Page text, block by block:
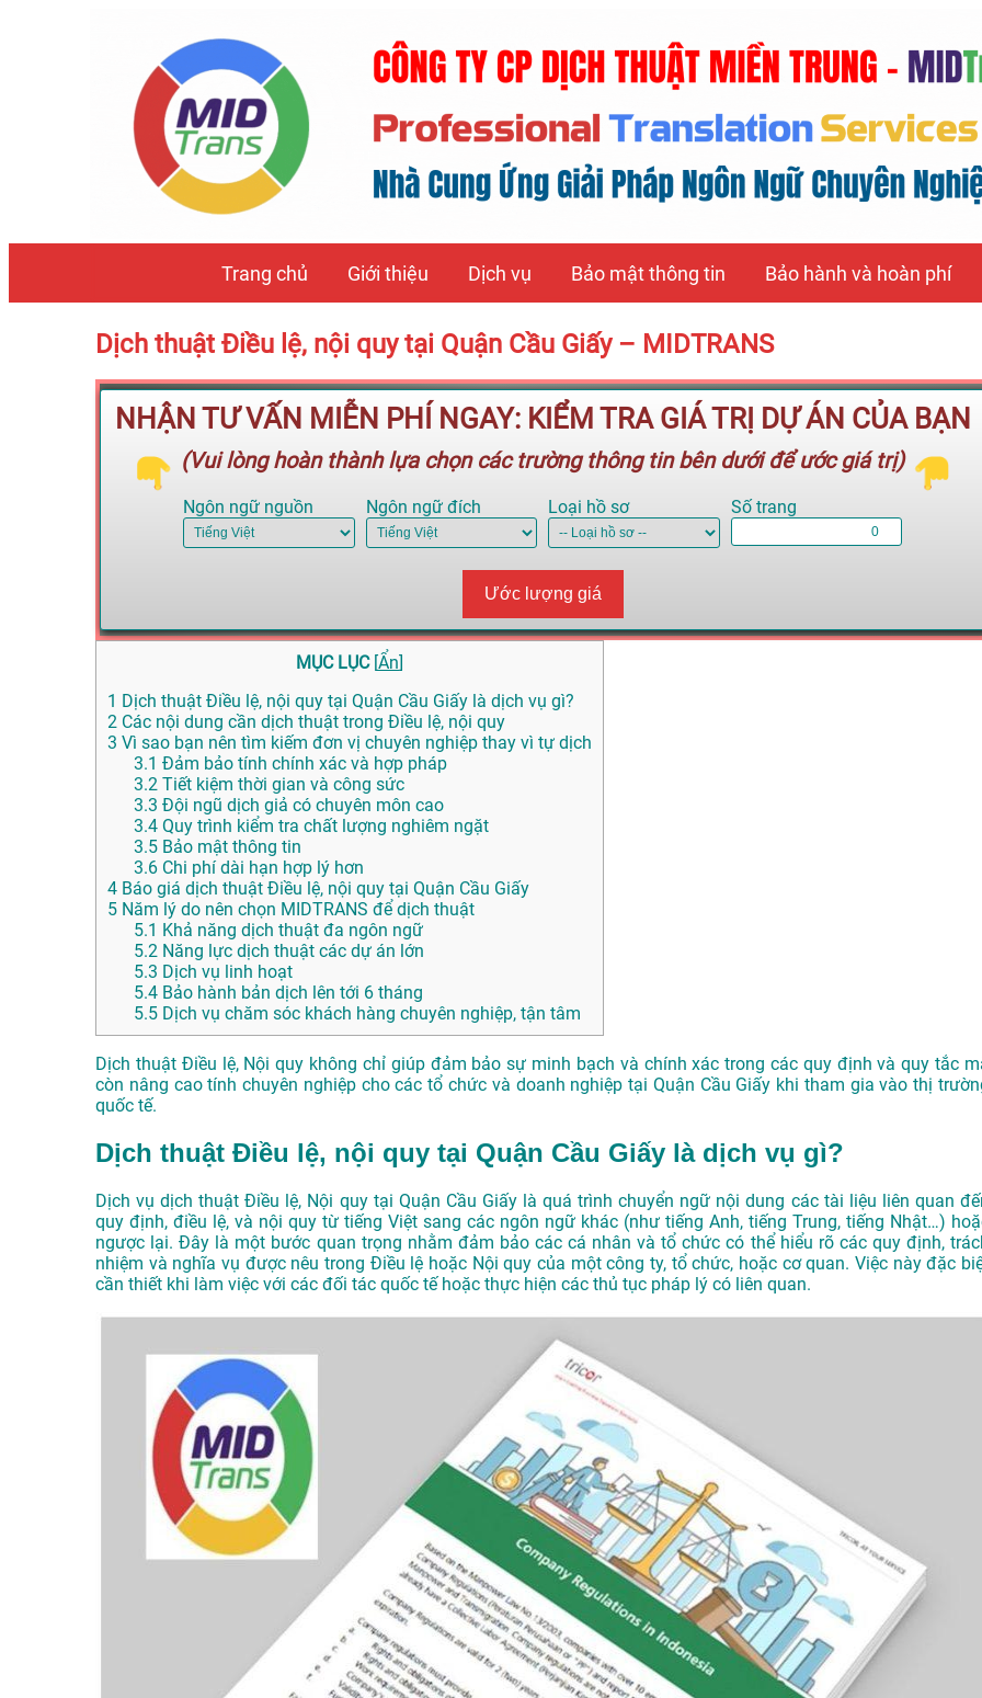
Trang chủ Giới thiệu Dịch vụ Bảo mật thông tin Bảo hành và hoàn phí
Dịch thuật Điều lệ, nội quy tại Quận Cầu Giấy – MIDTRANS
NHẬN TƯ VẤN MIỄN PHÍ NGAY: KIỂM TRA GIÁ TRỊ DỰ ÁN CỦA BẠN
(Vui lòng hoàn thành lựa chọn các trường thông tin bên dưới để ước giá trị)
Ngôn ngữ nguồn Ngôn ngữ đích Loại hồ sơ Số trang
Ước lượng giá
MỤC LỤC [Ẩn]
1 Dịch thuật Điều lệ, nội quy tại Quận Cầu Giấy là dịch vụ gì?
2 Các nội dung cần dịch thuật trong Điều lệ, nội quy
3 Vì sao bạn nên tìm kiếm đơn vị chuyên nghiệp thay vì tự dịch
3.1 Đảm bảo tính chính xác và hợp pháp
3.2 Tiết kiệm thời gian và công sức
3.3 Đội ngũ dịch giả có chuyên môn cao
3.4 Quy trình kiểm tra chất lượng nghiêm ngặt
3.5 Bảo mật thông tin
3.6 Chi phí dài hạn hợp lý hơn
4 Báo giá dịch thuật Điều lệ, nội quy tại Quận Cầu Giấy
5 Năm lý do nên chọn MIDTRANS để dịch thuật
5.1 Khả năng dịch thuật đa ngôn ngữ
5.2 Năng lực dịch thuật các dự án lớn
5.3 Dịch vụ linh hoạt
5.4 Bảo hành bản dịch lên tới 6 tháng
5.5 Dịch vụ chăm sóc khách hàng chuyên nghiệp, tận tâm
Dịch thuật Điều lệ, Nội quy không chỉ giúp đảm bảo sự minh bạch và chính xác trong các quy định và quy tắc
còn nâng cao tính chuyên nghiệp cho các tổ chức và doanh nghiệp tại Quận Cầu Giấy khi tham gia vào thị
quốc tế.
Dịch thuật Điều lệ, nội quy tại Quận Cầu Giấy là dịch vụ gì?
Dịch vụ dịch thuật Điều lệ, Nội quy tại Quận Cầu Giấy là quá trình chuyển ngữ nội dung các tài liệu liên quan
quy định, điều lệ, và nội quy từ tiếng Việt sang các ngôn ngữ khác (như tiếng Anh, tiếng Trung, tiếng Nhật…)
ngược lại. Đây là một bước quan trọng nhằm đảm bảo các cá nhân và tổ chức có thể hiểu rõ các quy định,
nhiệm và nghĩa vụ được nêu trong Điều lệ hoặc Nội quy của một công ty, tổ chức, hoặc cơ quan. Việc này đặc
cần thiết khi làm việc với các đối tác quốc tế hoặc thực hiện các thủ tục pháp lý có liên quan.